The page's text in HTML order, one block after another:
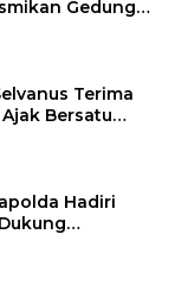
Gedung
Terima
Bersatu
Hadiri